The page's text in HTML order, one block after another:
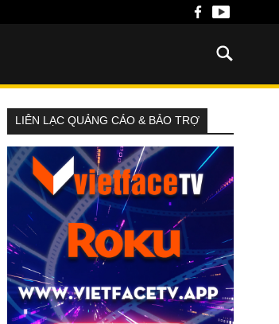
LIÊN LẠC QUẢNG CÁO & BẢO TRỢ